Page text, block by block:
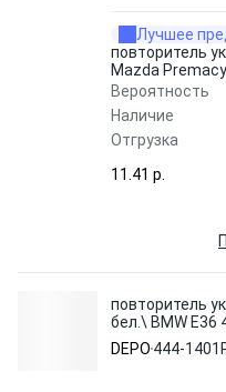
Лучшее
повторитель
Mazda
Вероятность
Наличие
Отгрузка
11.41 p.
повторитель
бел.\ BMW E36
DEPO 444-